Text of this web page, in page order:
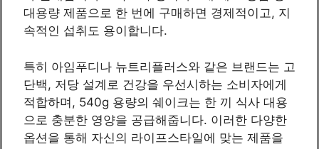
대용량 제품으로 한 번에 구매하면 경제적이고, 지
속적인 섭취도 용이합니다.
특히 아임푸디나 뉴트리플러스와 같은 브랜드는 고
단백, 저당 설계로 건강을 우선시하는 소비자에게
적합하며, 540g 용량의 쉐이크는 한 끼 식사 대용
으로 충분한 영양을 공급해줍니다. 이러한 다양한
옵션을 통해 자신의 라이프스타일에 맞는 제품을